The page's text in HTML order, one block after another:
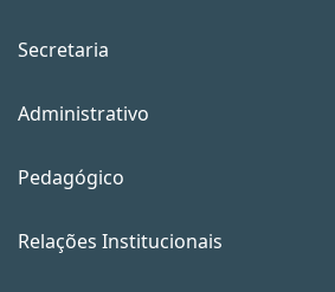
Secretaria
Administrativo
Pedagógico
Relações Institucionais